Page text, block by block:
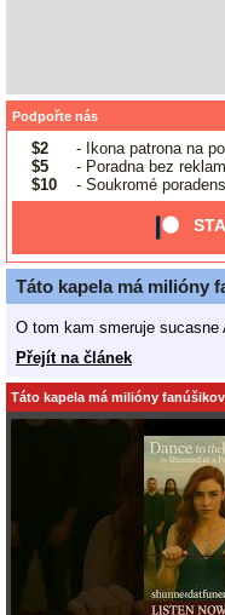
Podpořte nás
$2
- Ikona patrona na
$5
- Poradna bez reklam
$10
- Soukromé
Táto kapela má milióny
O tom kam smeruje sucasne
Přejít na článek
Táto kapela má milióny